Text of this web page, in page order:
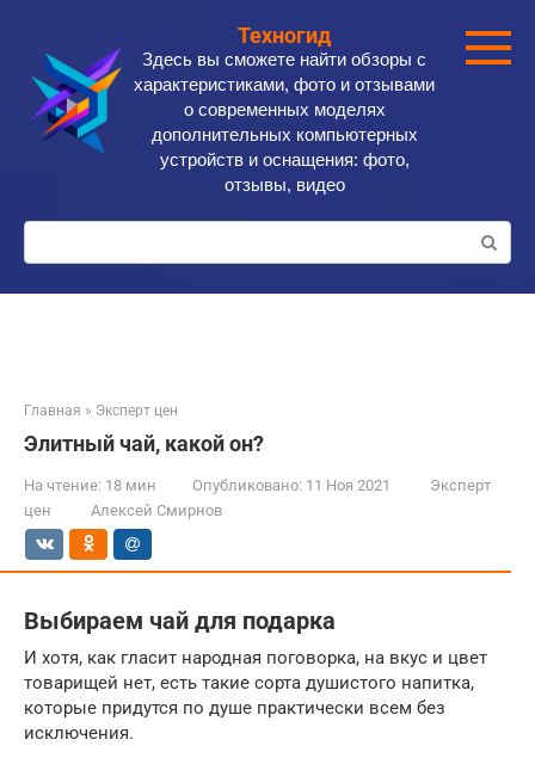
контенту
Техногид
Здесь вы сможете найти обзоры с
характеристиками, фото и отзывами
о современных моделях
дополнительных компьютерных
устройств и оснащения: фото,
отзывы, видео
Поиск:
Главная » Эксперт цен
Элитный чай, какой он?
На чтение: 18 мин Опубликовано: 11 Ноя 2021
Эксперт
цен
Алексей Смирнов
Выбираем чай для подарка
И хотя, как гласит народная поговорка, на вкус и цвет
товарищей нет, есть такие сорта душистого напитка,
которые придутся по душе практически всем без
исключения.